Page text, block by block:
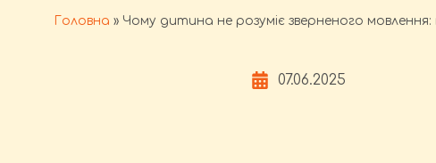
Головна » Чому дитина не розуміє зверненого
07.06.2025